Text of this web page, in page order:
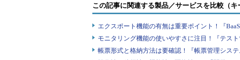
この記事に関連する製品／サービスを比較（キ
エクスポート機能の有無は重要ポイント！『
モニタリング機能の使いやすさに注目！『テス
帳票形式と格納方法は要確認！『帳票管理シス